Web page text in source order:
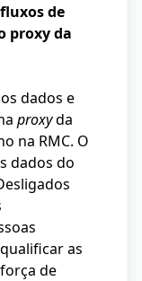
de
proxy da
dados e
proxyda
na RMC. O
dados do
as
de